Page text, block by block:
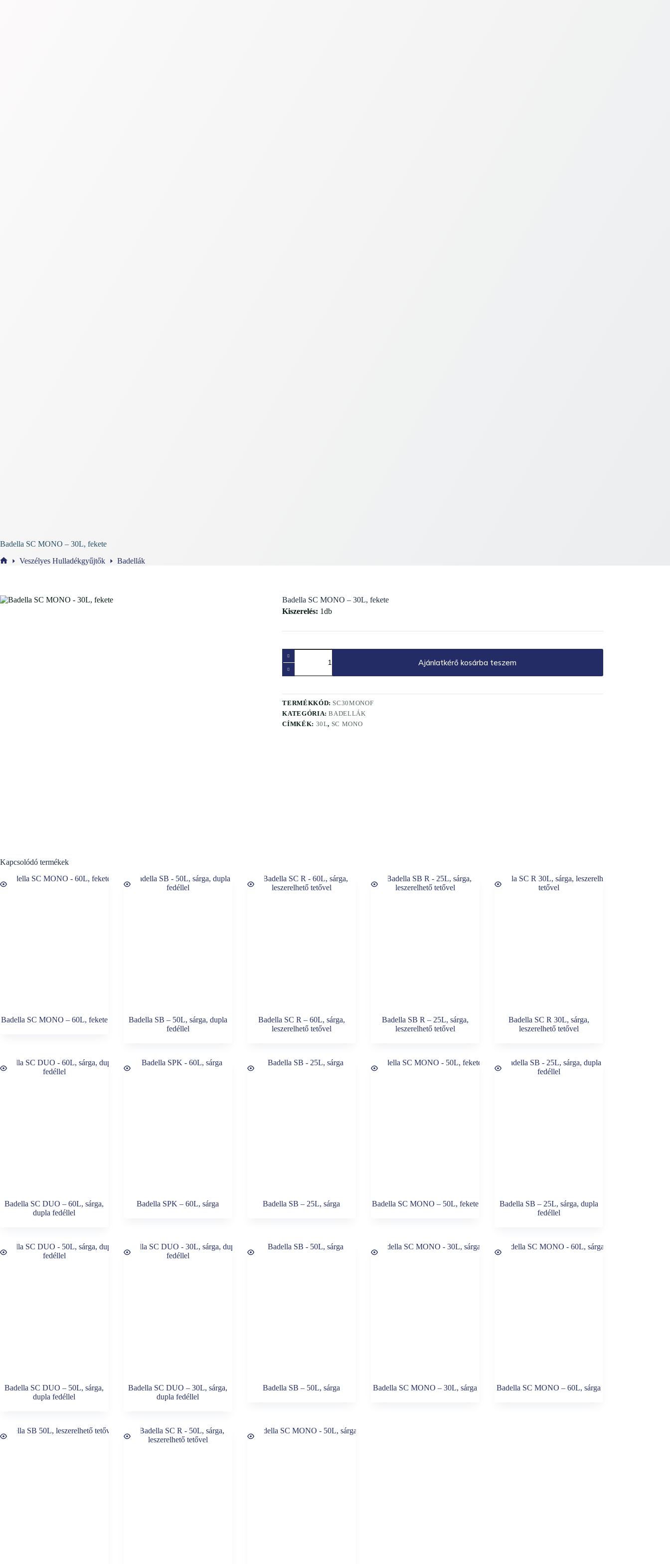
Badella SC MONO – 30L, fekete
Veszélyes Hulladékgyűjtők Badellák
Badella SC MONO – 30L, fekete
Kiszerelés: 1db
Badella
SC
MONO
-
fekete
mennyiség
Ajánlatkérő kosárba teszem
TERMÉKKÓD: SC30MONOF
KATEGÓRIA:BADELLÁK
CÍMKÉK: 30L, SC MONO
Kapcsolódó termékek
Badella SC MONO – 60L, fekete
Badella SB – 50L, sárga, dupla
fedéllel
Badella SC R – 60L, sárga,
leszerelhető tetővel
Badella SB R – 25L, sárga,
leszerelhető tetővel
Badella SC R 30L, sárga,
leszerelhető tetővel
Badella SC DUO – 60L, sárga,
dupla fedéllel
Badella SPK – 60L, sárga Badella SB – 25L, sárga Badella SC MONO – 50L, fekete
Badella SB – 25L, sárga, dupla
fedéllel
Badella SC DUO – 50L, sárga,
dupla fedéllel
Badella SC DUO – 30L, sárga,
dupla fedéllel
Badella SB – 50L, sárga Badella SC MONO – 30L, sárga Badella SC MONO – 60L, sárga